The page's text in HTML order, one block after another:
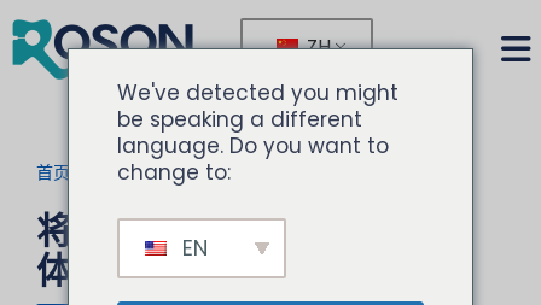
ZH
首页 博客>当前文章
将备件纳入牙科治疗椅的总
体拥有成本中
We've detected you might
be speaking a different
language. Do you want to
change to:
EN